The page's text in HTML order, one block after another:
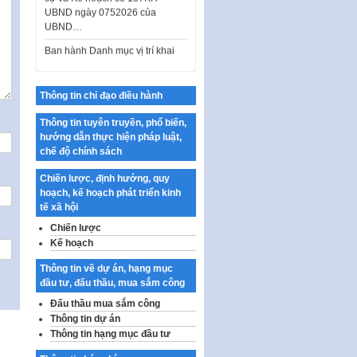
UBND…
Ban hành Danh mục vị trí khai
thác quảng cáo trên địa bàn
Kế hoạch Tổ chức Cuộc thi
chính luận về bảo vệ nền tảng tư
tưởng của Đảng…
Công bố công khai dự toán kinh
phí xây dựng pháp luật, hoàn
thiện thể chế, chính…
Quy định về nghiên cứu, ứng
dụng khoa học, công nghệ, đổi
mới sáng tạo và chuyển…
Quy định chi tiết và hướng dẫn
thi hành một số điều của Luật Lý
lịch tư…
Sửa đổi, bổ sung một số nội
dung tại Nghị quyết số 30/NQ-
CP ngày 24 tháng 02…
Ban hành Chương trình hành
Thông tin chỉ đạo điều hành
Thông tin tuyên truyền, phổ biến,
hướng dẫn thực hiện pháp luật,
chế độ chính sách
Chiến lược, định hướng, quy
hoạch, kế hoạch phát triển kinh
tế xã hội
Chiến lược
Kế hoạch
Thông tin về dự án, hạng mục
đầu tư, đấu thầu, mua sắm công
Đấu thầu mua sắm công
Thông tin dự án
Thông tin hạng mục đầu tư